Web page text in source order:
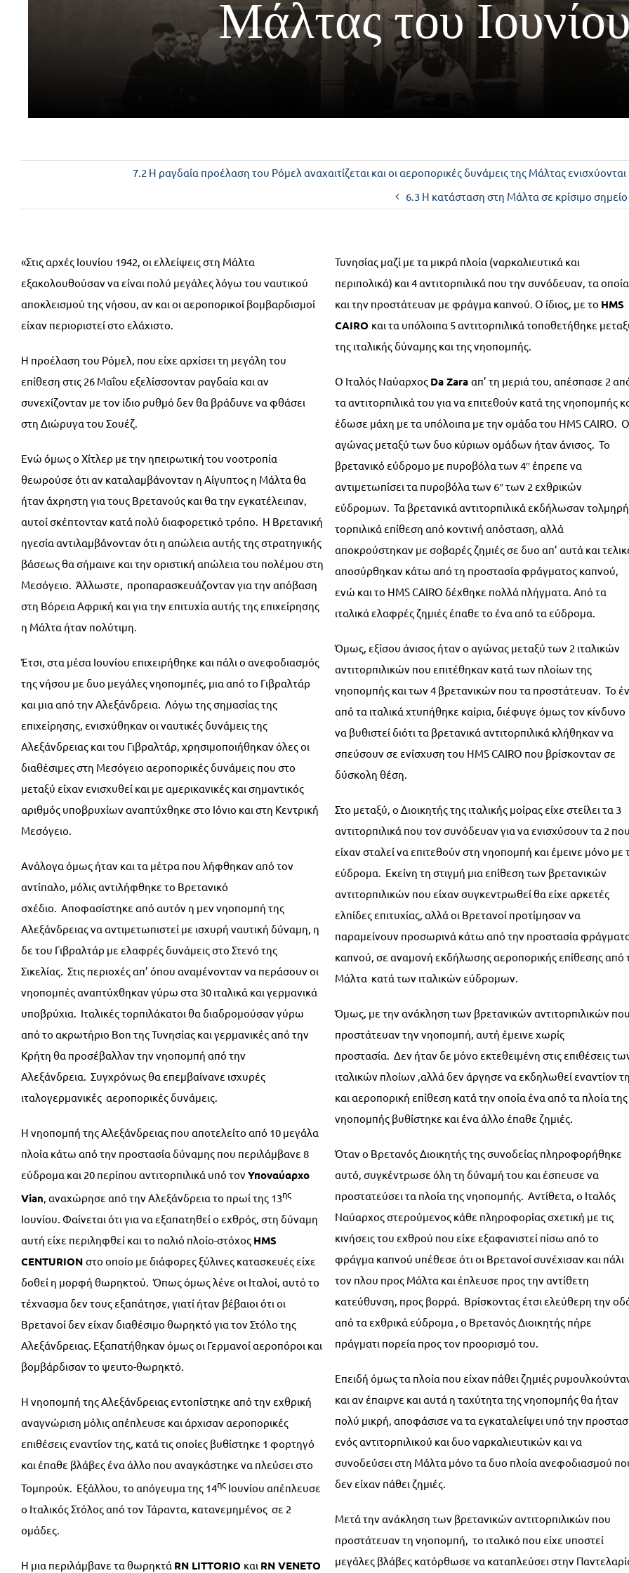
Μάλτας του
7.2 Η ραγδαία προέλαση του Ρόμελ αναχαιτίζεται και οι αεροπορικές δυνάμεις της Μάλτας ενισχύονται
6.3 Η κατάσταση στη Μάλτα σε κρίσιμο σημείο
«Στις αρχές Ιουνίου 1942, οι ελλείψεις στη Μάλτα
εξακολουθούσαν να είναι πολύ μεγάλες λόγω του ναυτικού
αποκλεισμού της νήσου, αν και οι αεροπορικοί βομβαρδισμοί
είχαν περιοριστεί στο ελάχιστο.
Η προέλαση του Ρόμελ, που είχε αρχίσει τη μεγάλη του
επίθεση στις 26 Μαΐου εξελίσσονταν ραγδαία και αν
συνεχίζονταν με τον ίδιο ρυθμό δεν θα βράδυνε να φθάσει
στη Διώρυγα του Σουέζ.
Ενώ όμως ο Χίτλερ με την ηπειρωτική του νοοτροπία
θεωρούσε ότι αν καταλαμβάνονταν η Αίγυπτος η Μάλτα θα
ήταν άχρηστη για τους Βρετανούς και θα την εγκατέλειπαν,
αυτοί σκέπτονταν κατά πολύ διαφορετικό τρόπο. Η Βρετανική
ηγεσία αντιλαμβάνονταν ότι η απώλεια αυτής της στρατηγικής
βάσεως θα σήμαινε και την οριστική απώλεια του πολέμου στη
Μεσόγειο. Άλλωστε, προπαρασκευάζονταν για την απόβαση
στη Βόρεια Αφρική και για την επιτυχία αυτής της επιχείρησης
η Μάλτα ήταν πολύτιμη.
Έτσι, στα μέσα Ιουνίου επιχειρήθηκε και πάλι ο ανεφοδιασμός
της νήσου με δυο μεγάλες νηοπομπές, μια από το Γιβραλτάρ
και μια από την Αλεξάνδρεια. Λόγω της σημασίας της
επιχείρησης, ενισχύθηκαν οι ναυτικές δυνάμεις της
Αλεξάνδρειας και του Γιβραλτάρ, χρησιμοποιήθηκαν όλες οι
διαθέσιμες στη Μεσόγειο αεροπορικές δυνάμεις που στο
μεταξύ είχαν ενισχυθεί και με αμερικανικές και σημαντικός
αριθμός υποβρυχίων αναπτύχθηκε στο Ιόνιο και στη Κεντρική
Μεσόγειο.
Ανάλογα όμως ήταν και τα μέτρα που λήφθηκαν από τον
αντίπαλο, μόλις αντιλήφθηκε το Βρετανικό
σχέδιο. Αποφασίστηκε από αυτόν η μεν νηοπομπή της
Αλεξάνδρειας να αντιμετωπιστεί με ισχυρή ναυτική δύναμη, η
δε του Γιβραλτάρ με ελαφρές δυνάμεις στο Στενό της
Σικελίας. Στις περιοχές απ’ όπου αναμένονταν να περάσουν οι
νηοπομπές αναπτύχθηκαν γύρω στα 30 ιταλικά και γερμανικά
υποβρύχια. Ιταλικές τορπιλάκατοι θα διαδρομούσαν γύρω
από το ακρωτήριο Bon της Τυνησίας και γερμανικές από την
Κρήτη θα προσέβαλλαν την νηοπομπή από την
Αλεξάνδρεια. Συγχρόνως θα επεμβαίνανε ισχυρές
ιταλογερμανικές αεροπορικές δυνάμεις.
Η νηοπομπή της Αλεξάνδρειας που αποτελείτο από 10 μεγάλα
πλοία κάτω από την προστασία δύναμης που περιλάμβανε 8
εύδρομα και 20 περίπου αντιτορπιλικά υπό τονΥποναύαρχο
Vian, αναχώρησε από την Αλεξάνδρεια το πρωί της 13ης
Ιουνίου. Φαίνεται ότι για να εξαπατηθεί ο εχθρός, στη δύναμη
αυτή είχε περιληφθεί και το παλιό πλοίο-στόχος HMS
CENTURION στο οποίο με διάφορες ξύλινες κατασκευές είχε
δοθεί η μορφή θωρηκτού. Όπως όμως λένε οι Ιταλοί, αυτό το
τέχνασμα δεν τους εξαπάτησε, γιατί ήταν βέβαιοι ότι οι
Βρετανοί δεν είχαν διαθέσιμο θωρηκτό για τον Στόλο της
Αλεξάνδρειας. Εξαπατήθηκαν όμως οι Γερμανοί αεροπόροι και
βομβάρδισαν το ψευτο-θωρηκτό.
Η νηοπομπή της Αλεξάνδρειας εντοπίστηκε από την εχθρική
αναγνώριση μόλις απέπλευσε και άρχισαν αεροπορικές
επιθέσεις εναντίον της, κατά τις οποίες βυθίστηκε 1 φορτηγό
και έπαθε βλάβες ένα άλλο που αναγκάστηκε να πλεύσει στο
Τομπρούκ. Εξάλλου, το απόγευμα της 14ης Ιουνίου απέπλευσε
ο Ιταλικός Στόλος από τον Τάραντα, κατανεμημένος σε 2
ομάδες.
Η μια περιλάμβανε τα θωρηκτά RN LITTORIO και RN VENETO
Τυνησίας μαζί με τα μικρά πλοία (ναρκαλιευτικά και
περιπολικά) και 4 αντιτορπιλικά που την συνόδευαν, τα οποία
και την προστάτευαν με φράγμα καπνού. Ο ίδιος, με το HMS
CAIRO και τα υπόλοιπα 5 αντιτορπιλικά τοποθετήθηκε
της ιταλικής δύναμης και της νηοπομπής.
Ο Ιταλός Ναύαρχος Da Zara απ’ τη μεριά του, απέσπασε 2
τα αντιτορπιλικά του για να επιτεθούν κατά της νηοπομπής
έδωσε μάχη με τα υπόλοιπα με την ομάδα του HMS CAIRO. Ο
αγώνας μεταξύ των δυο κύριων ομάδων ήταν άνισος. Το
βρετανικό εύδρομο με πυροβόλα των 4″ έπρεπε να
αντιμετωπίσει τα πυροβόλα των 6″ των 2 εχθρικών
εύδρομων. Τα βρετανικά αντιτορπιλικά εκδήλωσαν τολμηρή
τορπιλικά επίθεση από κοντινή απόσταση, αλλά
αποκρούστηκαν με σοβαρές ζημιές σε δυο απ’ αυτά και
αποσύρθηκαν κάτω από τη προστασία φράγματος καπνού,
ενώ και το HMS CAIRO δέχθηκε πολλά πλήγματα. Από τα
ιταλικά ελαφρές ζημιές έπαθε το ένα από τα εύδρομα.
Όμως, εξίσου άνισος ήταν ο αγώνας μεταξύ των 2 ιταλικών
αντιτορπιλικών που επιτέθηκαν κατά των πλοίων της
νηοπομπής και των 4 βρετανικών που τα προστάτευαν. Το
από τα ιταλικά χτυπήθηκε καίρια, διέφυγε όμως τον κίνδυνο
να βυθιστεί διότι τα βρετανικά αντιτορπιλικά κλήθηκαν να
σπεύσουν σε ενίσχυση του HMS CAIRO που βρίσκονταν σε
δύσκολη θέση.
Στο μεταξύ, ο Διοικητής της ιταλικής μοίρας είχε στείλει τα 3
αντιτορπιλικά που τον συνόδευαν για να ενισχύσουν τα 2 που
είχαν σταλεί να επιτεθούν στη νηοπομπή και έμεινε μόνο με
εύδρομα. Εκείνη τη στιγμή μια επίθεση των βρετανικών
αντιτορπιλικών που είχαν συγκεντρωθεί θα είχε αρκετές
ελπίδες επιτυχίας, αλλά οι Βρετανοί προτίμησαν να
παραμείνουν προσωρινά κάτω από την προστασία
καπνού, σε αναμονή εκδήλωσης αεροπορικής επίθεσης από
Μάλτα κατά των ιταλικών εύδρομων.
Όμως, με την ανάκληση των βρετανικών αντιτορπιλικών που
προστάτευαν την νηοπομπή, αυτή έμεινε χωρίς
προστασία. Δεν ήταν δε μόνο εκτεθειμένη στις επιθέσεις
ιταλικών πλοίων ,αλλά δεν άργησε να εκδηλωθεί εναντίον
και αεροπορική επίθεση κατά την οποία ένα από τα πλοία της
νηοπομπής βυθίστηκε και ένα άλλο έπαθε ζημιές.
Όταν ο Βρετανός Διοικητής της συνοδείας πληροφορήθηκε
αυτό, συγκέντρωσε όλη τη δύναμή του και έσπευσε να
προστατεύσει τα πλοία της νηοπομπής. Αντίθετα, ο Ιταλός
Ναύαρχος στερούμενος κάθε πληροφορίας σχετική με τις
κινήσεις του εχθρού που είχε εξαφανιστεί πίσω από το
φράγμα καπνού υπέθεσε ότι οι Βρετανοί συνέχισαν και πάλι
τον πλου προς Μάλτα και έπλευσε προς την αντίθετη
κατεύθυνση, προς βορρά. Βρίσκοντας έτσι ελεύθερη την
από τα εχθρικά εύδρομα , ο Βρετανός Διοικητής πήρε
πράγματι πορεία προς τον προορισμό του.
Επειδή όμως τα πλοία που είχαν πάθει ζημιές
και αν έπαιρνε και αυτά η ταχύτητα της νηοπομπής θα ήταν
πολύ μικρή, αποφάσισε να τα εγκαταλείψει υπό την
ενός αντιτορπιλικού και δυο ναρκαλιευτικών και να
συνοδεύσει στη Μάλτα μόνο τα δυο πλοία ανεφοδιασμού
δεν είχαν πάθει ζημιές.
Μετά την ανάκληση των βρετανικών αντιτορπιλικών που
προστάτευαν τη νηοπομπή, το ιταλικό που είχε υποστεί
μεγάλες βλάβες κατόρθωσε να καταπλεύσει στην